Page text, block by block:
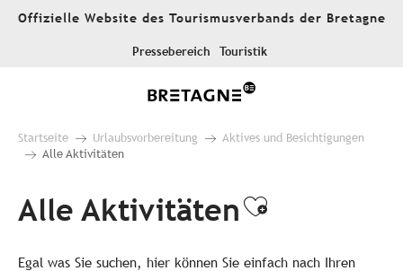
AllerOffizielle Website des Tourismusverbands der Bretagne
Pressebereich Touristik
Startseite Urlaubsvorbereitung
Aktives und Besichtigungen
Alle Aktivitäten
Alle AktivitätenAjouter
Egal was Sie suchen, hier können Sie einfach nach Ihren